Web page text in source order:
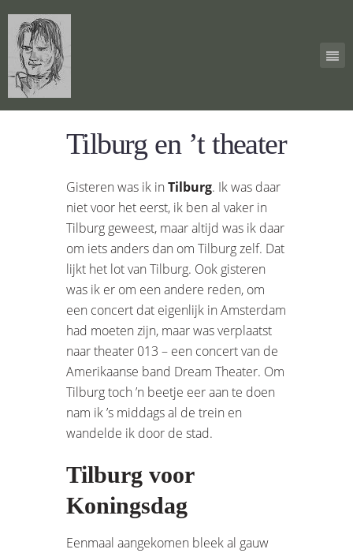
Tilburg en ’t theater
Gisteren was ik inTilburg. Ik was daar
niet voor het eerst, ik ben al vaker in
Tilburg geweest, maar altijd was ik daar
om iets anders dan om Tilburg zelf. Dat
lijkt het lot van Tilburg. Ook gisteren
was ik er om een andere reden, om
een concert dat eigenlijk in Amsterdam
had moeten zijn, maar was verplaatst
naar theater 013 – een concert van de
Amerikaanse band Dream Theater. Om
Tilburg toch ’n beetje eer aan te doen
nam ik ’s middags al de trein en
wandelde ik door de stad.
Tilburg voor
Koningsdag
Eenmaal aangekomen bleek al gauw